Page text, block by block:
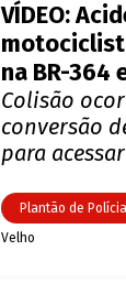
VÍDEO:
na BR-364
Colisão
conversão
para
Plantão de Polícia
Velho